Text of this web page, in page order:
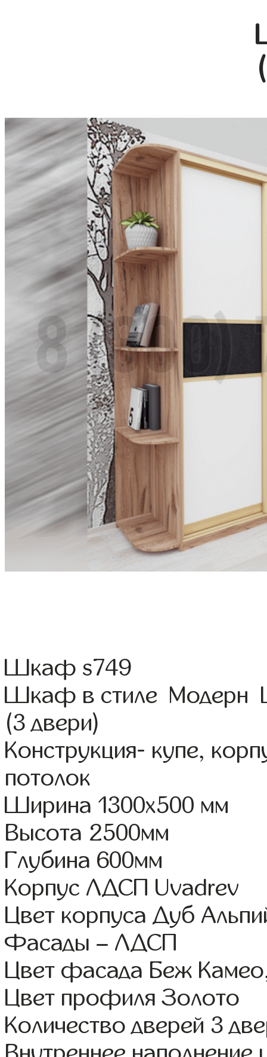
Шкаф s749
Шкаф в стиле Модерн
(3 двери)
Конструкция- купе,
потолок
Ширина 1300x500 мм
Высота 2500мм
Глубина 600мм
Корпус ЛДСП Uvadrev
Цвет корпуса Дуб
Фасады – ЛДСП
Цвет фасада Беж
Цвет профиля Золото
Количество дверей 3